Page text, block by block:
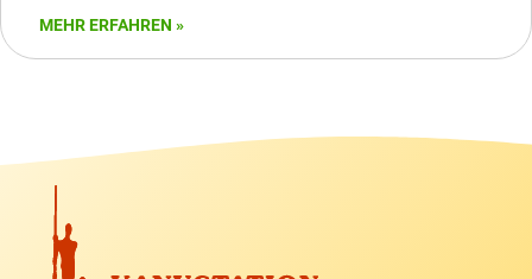
MEHR ERFAHREN »